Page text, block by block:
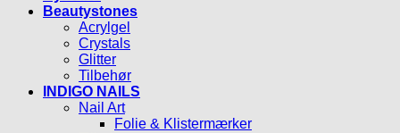
Beautystones
Acrylgel
Crystals
Glitter
Tilbehør
INDIGO NAILS
Nail Art
Folie & Klistermærker